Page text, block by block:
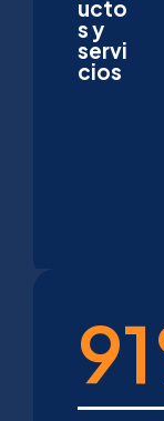
ucto
s y
servi
cios
91